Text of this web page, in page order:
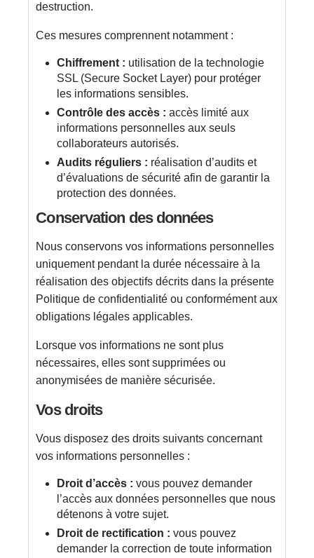
destruction.
Ces mesures comprennent notamment :
Chiffrement : utilisation de la technologie
SSL (Secure Socket Layer) pour protéger
les informations sensibles.
Contrôle des accès : accès limité aux
informations personnelles aux seuls
collaborateurs autorisés.
Audits réguliers : réalisation d’audits et
d’évaluations de sécurité afin de garantir la
protection des données.
Conservation des données
Nous conservons vos informations personnelles
uniquement pendant la durée nécessaire à la
réalisation des objectifs décrits dans la présente
Politique de confidentialité ou conformément aux
obligations légales applicables.
Lorsque vos informations ne sont plus
nécessaires, elles sont supprimées ou
anonymisées de manière sécurisée.
Vos droits
Vous disposez des droits suivants concernant
vos informations personnelles :
Droit d’accès : vous pouvez demander
l’accès aux données personnelles que nous
détenons à votre sujet.
Droit de rectification : vous pouvez
demander la correction de toute information